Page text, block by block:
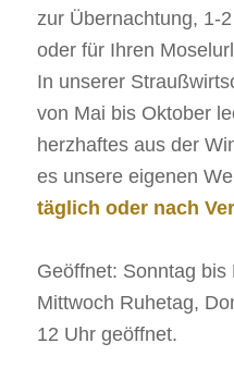
zur Übernachtung, 1-
oder für Ihren
In unserer
von Mai bis Oktober
herzhaftes aus der
es unsere eigenen
täglich oder nach
Geöffnet: Sonntag bis
Mittwoch Ruhetag,
12 Uhr geöffnet.